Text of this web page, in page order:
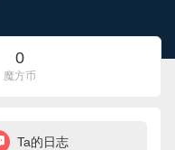
0
魔方币
Ta的日志